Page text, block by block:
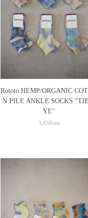
Rototo HEMP/ORGANIC
N PILE ANKLE SOCKS
YE"
3,630yen